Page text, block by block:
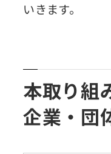
いきます。
本取り組
企業・団